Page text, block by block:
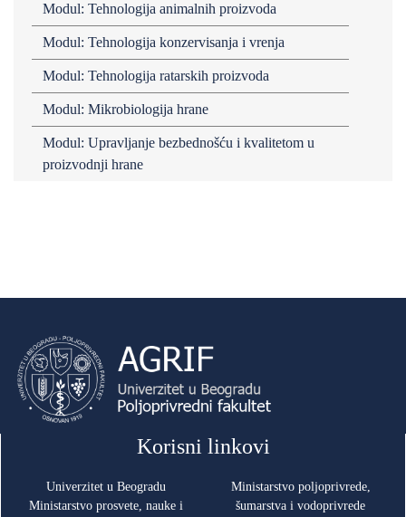
Modul: Tehnologija animalnih proizvoda
Modul: Tehnologija konzervisanja i vrenja
Modul: Tehnologija ratarskih proizvoda
Modul: Mikrobiologija hrane
Modul: Upravljanje bezbednošću i kvalitetom u
proizvodnji hrane
Korisni linkovi
Univerzitet u Beogradu
Ministarstvo prosvete, nauke i
Ministarstvo poljoprivrede,
šumarstva i vodoprivrede